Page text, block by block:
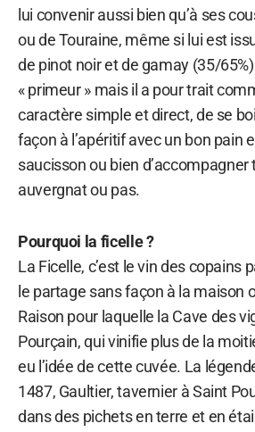
lui convenir aussi bien qu’à ses
ou de Touraine, même si lui est
de pinot noir et de gamay (35/
« primeur » mais il a pour trait
caractère simple et direct, de se
façon à l’apéritif avec un bon pain
saucisson ou bien d’accompagner
auvergnat ou pas.
Pourquoi la ficelle ?
La Ficelle, c’est le vin des copains
le partage sans façon à la maison
Raison pour laquelle la Cave des
Pourçain, qui vinifie plus de la
eu l’idée de cette cuvée. La
1487, Gaultier, tavernier à Saint
dans des pichets en terre et en